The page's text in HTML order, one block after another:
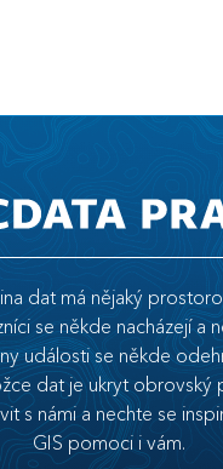
dat má nějaký
se někde nacházejí a
události se někde
dat je ukryt obrovský
s námi a nechte se
GIS pomoci i vám.